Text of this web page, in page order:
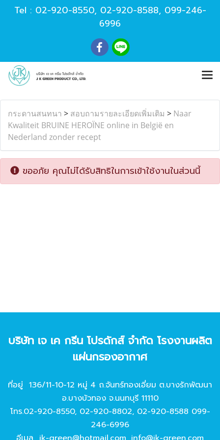
Tel : 02-920-8550, 02-920-8588, 099-246-
6996
กระดานสนทนา > สอบถามรายละเอียดเพิ่มเติม > Naar
Kwaliteit BRUINE HEROÏNE online in België en
Nederland zonder recept
ขออภัย คุณไม่ได้รับสิทธิในการเข้าใช้งานในส่วนนี้
บริษัท เจ เค กรีน โปรดักส์ จํากัด โรงงานผลิต
แผ่นกรองอากาศ
ที่อยู่ 136/11-10-12 หมู่ 4 ถ.จันทร์ทองเอี่ยม ต.บางรักพัฒนา
อ.บางบัวทอง จ.นนทบุรี 11110
โทร.02-920-8550, 02-920-8802, 02-920-8588 099-
246-6996